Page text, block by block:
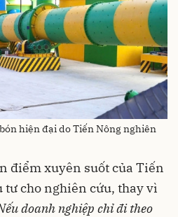
hiện đại do Tiến Nông nghiên
điểm xuyên suốt của Tiến
tư cho nghiên cứu, thay vì
doanhnghiệp chỉđi theo